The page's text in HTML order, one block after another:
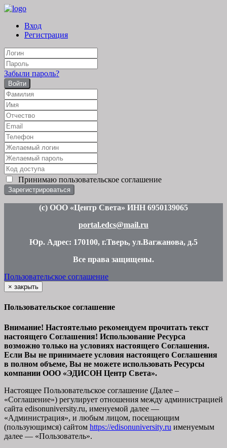
Вход
Регистрация
Забыли пароль?
Войти
Принимаю пользовательское соглашение
(c) ООО «Центр Света» ИНН 6950139065
portal.edcs@mail.ru
Юр. Адрес: 170100, г.Тверь, ул.Вагжанова, д.5
Все права защищены.
Пользовательское соглашение
× закрыть
Пользовательское соглашение
Внимание! Настоятельно рекомендуем прочитать текст
настоящего Соглашения! Использование Ресурса
возможно только на условиях настоящего Соглашения.
Если Вы не принимаете условия настоящего Соглашения
в полном объеме, Вы не можете использовать Ресурсы
компании ООО «ЭДИСОН Центр Света».
Настоящее Пользовательское соглашение (Далее –
«Соглашение») регулирует отношения между администрацией
сайта edisonuniversity.ru, именуемой далее —
«Администрация», и любым лицом, посещающим
(пользующимся) сайтом https://edisonuniversity.ru именуемым
далее — «Пользователь».